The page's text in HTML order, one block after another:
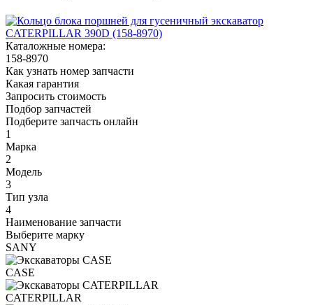
Каталожные номера:
158-8970
Как узнать номер запчасти
Какая гарантия
Запросить стоимость
Подбор запчастей
Подберите запчасть онлайн
1
Марка
2
Модель
3
Тип узла
4
Наименование запчасти
Выберите марку
SANY
CASE
CATERPILLAR